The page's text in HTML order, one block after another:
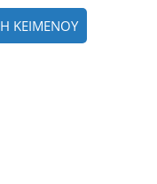
ΚΕΙΜΕΝΟΥ